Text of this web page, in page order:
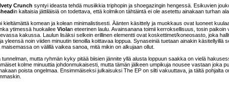
Crunch syntyi ideasta tehdä musiikkia triphopin ja shoegazingin hengessä. Esikuvien
in kaltaisia jättiläisiä on todettava, että kolmikon tähtäintä ei ole asetettu ainakaan turhan
kieltämättä komean ja kolean minimalistisesti. Äänten käsittely ja muokkaus ovat luoneet
ytimessä huokailee Violan eteerinen laulu. Avainsanana toimii kerroksellisuus, tosin paikoin
kakussa. Laulun lisäksi selkein erillinen elementti ovat koskettimet/koneosasto, joka
yleensä noin viiden minuutin tienoilla koittavaa loppua. Synaseiniä tuetaan ainakin käsitellyillä
on välillä vaikea sanoa, mitä mikin on alkujaan ollut.
mutta ryhmän kyky pitää biisien jännite yllä alusta loppuun saakka on vielä
kolme minuuttia johdonmukaisesti, mutta tämän jälkeen umpikuja nousee vastaan joka
poista ongelmaa. Ensimmäiseksi julkaisuksi The EP on silti vakuuttava, ja tältä pohjalta